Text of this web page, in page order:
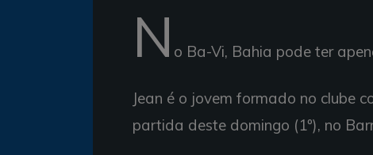
N o Ba-Vi, Bahia pode ter
Jean é o jovem formado no clube
partida deste domingo (1º), no